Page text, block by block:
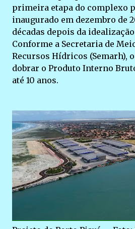
primeira etapa do complexo
inaugurado em dezembro de
décadas depois da
Conforme a Secretaria de
Recursos Hídricos (Semarh),
dobrar o Produto Interno
até 10 anos.